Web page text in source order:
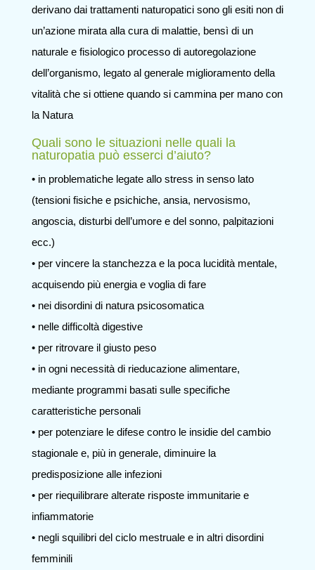
derivano dai trattamenti naturopatici sono gli esiti non di
un’azione mirata alla cura di malattie, bensì di un
naturale e fisiologico processo di autoregolazione
dell’organismo, legato al generale miglioramento della
vitalità che si ottiene quando si cammina per mano con
la Natura
Quali sono le situazioni nelle quali la
naturopatia può esserci d’aiuto?
• in problematiche legate allo stress in senso lato
(tensioni fisiche e psichiche, ansia, nervosismo,
angoscia, disturbi dell’umore e del sonno, palpitazioni
ecc.)
• per vincere la stanchezza e la poca lucidità mentale,
acquisendo più energia e voglia di fare
• nei disordini di natura psicosomatica
• nelle difficoltà digestive
• per ritrovare il giusto peso
• in ogni necessità di rieducazione alimentare,
mediante programmi basati sulle specifiche
caratteristiche personali
• per potenziare le difese contro le insidie del cambio
stagionale e, più in generale, diminuire la
predisposizione alle infezioni
• per riequilibrare alterate risposte immunitarie e
infiammatorie
• negli squilibri del ciclo mestruale e in altri disordini
femminili